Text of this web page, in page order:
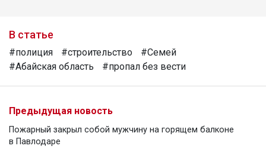
В статье
#полиция #строительство
#Семей
#Абайская область
#пропал без вести
Предыдущая новость
Пожарный закрыл собой мужчину на горящем балконе
в Павлодаре